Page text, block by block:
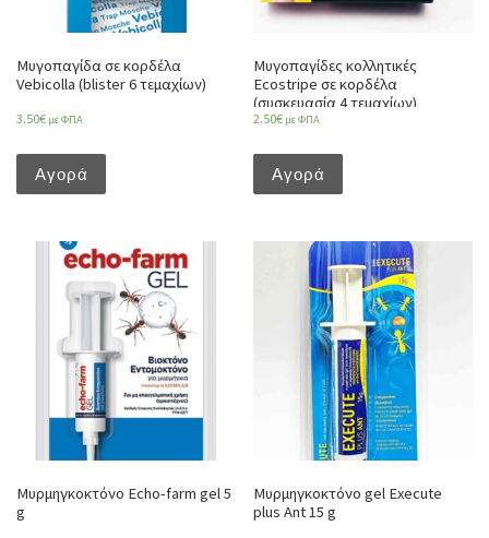
Μυγοπαγίδα σε κορδέλα
Vebicolla (blister 6 τεμαχίων)
3.50€ με ΦΠΑ
Αγορά
Μυγοπαγίδες κολλητικές
Ecostripe σε κορδέλα
(συσκευασία 4 τεμαχίων)
2.50€ με ΦΠΑ
Αγορά
Μυρμηγκοκτόνο Echo-farm gel 5
g
Μυρμηγκοκτόνο gel Execute
plus Ant 15 g